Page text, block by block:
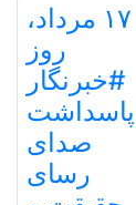
۱۷ مرداد،
روز
#خبرنگار
پاسداشت
صدای
رسای